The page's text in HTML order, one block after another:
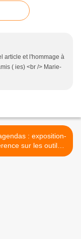
article et l'hommage à
( ies) <br /> Marie-
: exposition-
sur les outils
du bois à Montner